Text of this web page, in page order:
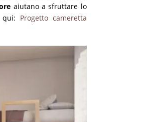
aiutano a sfruttare lo
qui: Progetto cameretta